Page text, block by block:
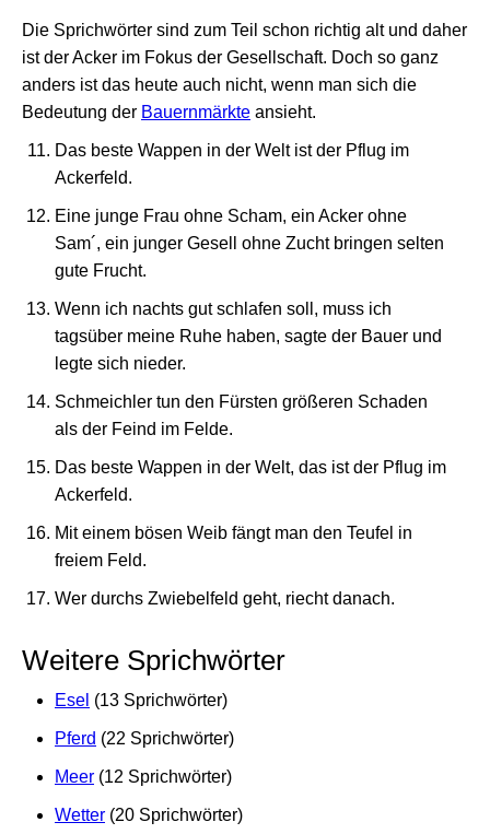
Die Sprichwörter sind zum Teil schon richtig alt und daher
ist der Acker im Fokus der Gesellschaft. Doch so ganz
anders ist das heute auch nicht, wenn man sich die
Bedeutung der Bauernmärkte ansieht.
Das beste Wappen in der Welt ist der Pflug im
Ackerfeld.
Eine junge Frau ohne Scham, ein Acker ohne
Sam´, ein junger Gesell ohne Zucht bringen selten
gute Frucht.
Wenn ich nachts gut schlafen soll, muss ich
tagsüber meine Ruhe haben, sagte der Bauer und
legte sich nieder.
Schmeichler tun den Fürsten größeren Schaden
als der Feind im Felde.
Das beste Wappen in der Welt, das ist der Pflug im
Ackerfeld.
Mit einem bösen Weib fängt man den Teufel in
freiem Feld.
Wer durchs Zwiebelfeld geht, riecht danach.
Weitere Sprichwörter
Esel (13 Sprichwörter)
Pferd (22 Sprichwörter)
Meer (12 Sprichwörter)
Wetter (20 Sprichwörter)